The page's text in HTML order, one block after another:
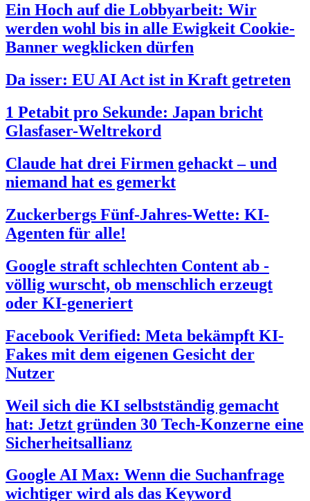
Ein Hoch auf die Lobbyarbeit: Wir
werden wohl bis in alle Ewigkeit Cookie-
Banner wegklicken dürfen
Da isser: EU AI Act ist in Kraft getreten
1 Petabit pro Sekunde: Japan bricht
Glasfaser-Weltrekord
Claude hat drei Firmen gehackt – und
niemand hat es gemerkt
Zuckerbergs Fünf-Jahres-Wette: KI-
Agenten für alle!
Google straft schlechten Content ab -
völlig wurscht, ob menschlich erzeugt
oder KI-generiert
Facebook Verified: Meta bekämpft KI-
Fakes mit dem eigenen Gesicht der
Nutzer
Weil sich die KI selbstständig gemacht
hat: Jetzt gründen 30 Tech-Konzerne eine
Sicherheitsallianz
Google AI Max: Wenn die Suchanfrage
wichtiger wird als das Keyword